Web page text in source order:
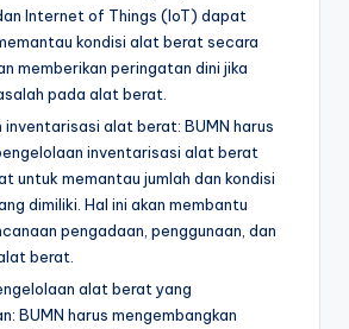
Internet of Things (IoT) dapat
kondisi alat berat secara
memberikan peringatan dini jika
pada alat berat.
inventarisasi alat berat: BUMN harus
inventarisasi alat berat
untuk memantau jumlah dan kondisi
dimiliki. Hal ini akan membantu
pengadaan, penggunaan, dan
berat.
alat berat yang
BUMN harus mengembangkan